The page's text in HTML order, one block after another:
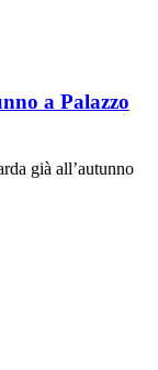
a Palazzo
già all’autunno